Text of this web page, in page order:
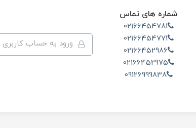
شماره های تماس
02166454781
02166454771
02166452986
02166452975
09126999838
ورود به حساب کاربری